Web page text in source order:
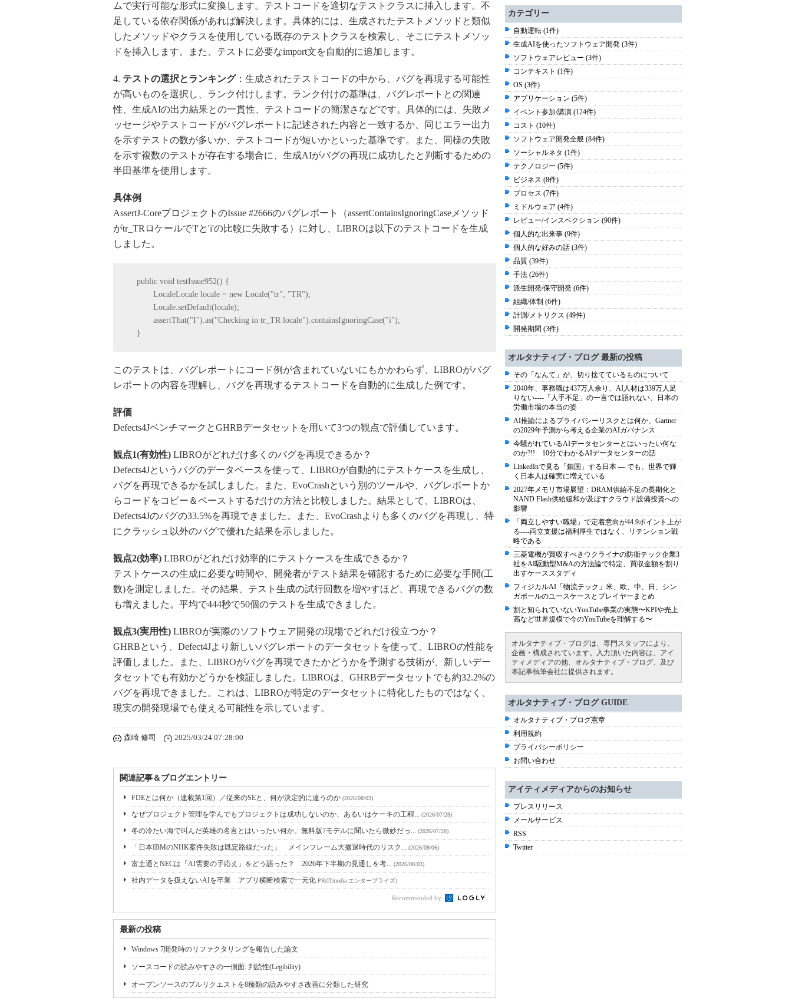
ムで実行可能な形式に変換します。テストコードを適切なテストクラスに挿入します。不
足している依存関係があれば解決します。具体的には、生成されたテストメソッドと類似
したメソッドやクラスを使用している既存のテストクラスを検索し、そこにテストメソッ
ドを挿入します。また、テストに必要なimport文を自動的に追加します。
4. テストの選択とランキング：生成されたテストコードの中から、バグを再現する可能性
が高いものを選択し、ランク付けします。ランク付けの基準は、バグレポートとの関連
性、生成AIの出力結果との一貫性、テストコードの簡潔さなどです。具体的には、失敗メ
ッセージやテストコードがバグレポートに記述された内容と一致するか、同じエラー出力
を示すテストの数が多いか、テストコードが短いかといった基準です。また、同様の失敗
を示す複数のテストが存在する場合に、生成AIがバグの再現に成功したと判断するための
半田基準を使用します。
具体例
AssertJ-CoreプロジェクトのIssue #2666のバグレポート（assertContainsIgnoringCaseメソッド
がtr_TRロケールで'I'と'i'の比較に失敗する）に対し、LIBROは以下のテストコードを生成
しました。
public void testIssue952() {
LocaleLocale locale = new Locale("tr", "TR");
Locale.setDefault(locale);
assertThat("I").as("Checking in tr_TR locale").containsIgnoringCase("i");
}
このテストは、バグレポートにコード例が含まれていないにもかかわらず、LIBROがバグ
レポートの内容を理解し、バグを再現するテストコードを自動的に生成した例です。
評価
Defects4JベンチマークとGHRBデータセットを用いて3つの観点で評価しています。
観点1(有効性) LIBROがどれだけ多くのバグを再現できるか？
Defects4Jというバグのデータベースを使って、LIBROが自動的にテストケースを生成し、
バグを再現できるかを試しました。また、EvoCrashという別のツールや、バグレポートか
らコードをコピー＆ペーストするだけの方法と比較しました。結果として、LIBROは、
Defects4Jのバグの33.5%を再現できました。また、EvoCrashよりも多くのバグを再現し、特
にクラッシュ以外のバグで優れた結果を示しました。
観点2(効率) LIBROがどれだけ効率的にテストケースを生成できるか？
テストケースの生成に必要な時間や、開発者がテスト結果を確認するために必要な手間(工
数)を測定しました。その結果、テスト生成の試行回数を増やすほど、再現できるバグの数
も増えました。平均で444秒で50個のテストを生成できました。
観点3(実用性) LIBROが実際のソフトウェア開発の現場でどれだけ役立つか？
GHRBという、Defect4Jより新しいバグレポートのデータセットを使って、LIBROの性能を
評価しました。また、LIBROがバグを再現できたかどうかを予測する技術が、新しいデー
タセットでも有効かどうかを検証しました。LIBROは、GHRBデータセットでも約32.2%の
バグを再現できました。これは、LIBROが特定のデータセットに特化したものではなく、
現実の開発現場でも使える可能性を示しています。
森崎 修司 2025/03/24 07:28:00
関連記事＆ブログエントリー
FDEとは何か（連載第1回）／従来のSEと、何が決定的に違うのか (2026/08/03)
なぜプロジェクト管理を学んでもプロジェクトは成功しないのか、あるいはケーキの工程... (2026/07/28)
冬の冷たい海で叫んだ英雄の名言とはいったい何か。無料版7モデルに聞いたら微妙だっ... (2026/07/28)
「日本IBMのNHK案件失敗は既定路線だった」 メインフレーム大撤退時代のリスク... (2026/08/06)
富士通とNECは「AI需要の手応え」をどう語った？ 2026年下半期の見通しを考... (2026/08/03)
社内データを扱えないAIを卒業 アプリ横断検索で一元化 PR(ITmedia エンタープライズ)
Recommended by
最新の投稿
Windows 7開発時のリファクタリングを報告した論文
ソースコードの読みやすさの一側面: 判読性(Legibility)
オープンソースのプルリクエストを8種類の読みやすさ改善に分類した研究
カテゴリー
自動運転 (1件)
生成AIを使ったソフトウェア開発 (3件)
ソフトウェアレビュー (3件)
コンテキスト (1件)
OS (3件)
アプリケーション (5件)
イベント参加/講演 (124件)
コスト (10件)
ソフトウェア開発全般 (84件)
ソーシャルネタ (1件)
テクノロジー (5件)
ビジネス (8件)
プロセス (7件)
ミドルウェア (4件)
レビュー/インスペクション (90件)
個人的な出来事 (9件)
個人的な好みの話 (3件)
品質 (39件)
手法 (26件)
派生開発/保守開発 (6件)
組織/体制 (6件)
計測/メトリクス (49件)
開発期間 (3件)
オルタナティブ・ブログ 最新の投稿
その「なんて」が、切り捨てているものについて
2040年、事務職は437万人余り、AI人材は339万人足
りない----「人手不足」の一言では語れない、日本の
労働市場の本当の姿
AI推論によるプライバシーリスクとは何か、Gartner
の2029年予測から考える企業のAIガバナンス
今騒がれているAIデータセンターとはいったい何な
のか?!! 10分でわかるAIデータセンターの話
LinkedInで見る「鎖国」する日本 ― でも、世界で輝
く日本人は確実に増えている
2027年メモリ市場展望：DRAM供給不足の長期化と
NAND Flash供給緩和が及ぼすクラウド設備投資への
影響
「両立しやすい職場」で定着意向が44.9ポイント上が
る----両立支援は福利厚生ではなく、リテンション戦
略である
三菱電機が買収すべきウクライナの防衛テック企業3
社をAI駆動型M&Aの方法論で特定、買収金額を割り
出すケーススタディ
フィジカルAI「物流テック」米、欧、中、日、シン
ガポールのユースケースとプレイヤーまとめ
割と知られていないYouTube事業の実態〜KPIや売上
高など世界規模で今のYouTubeを理解する〜
オルタナティブ・ブログは、専門スタッフにより、
企画・構成されています。入力頂いた内容は、アイ
ティメディアの他、オルタナティブ・ブログ、及び
本記事執筆会社に提供されます。
オルタナティブ・ブログ GUIDE
オルタナティブ・ブログ憲章
利用規約
プライバシーポリシー
お問い合わせ
アイティメディアからのお知らせ
プレスリリース
メールサービス
RSS
Twitter